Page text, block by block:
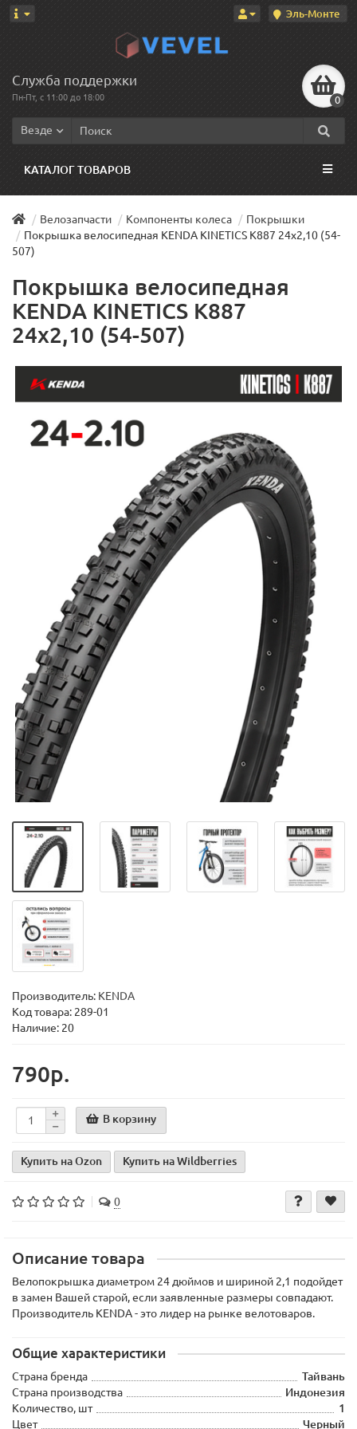
Эль-Монте
Служба поддержки
Пн-Пт, с 11:00 до 18:00 0
Везде
КАТАЛОГ ТОВАРОВ
Велозапчасти Компоненты колеса
Покрышки
Покрышка велосипедная KENDA KINETICS K887 24x2,10 (54-
507)
Покрышка велосипедная
KENDA KINETICS K887
24x2,10 (54-507)
Производитель: KENDA
Код товара: 289-01
Наличие: 20
790р.
В корзину
Купить на Ozon Купить на Wildberries
0
Описание товара
Велопокрышка диаметром 24 дюймов и шириной 2,1 подойдет
в замен Вашей старой, если заявленные размеры совпадают.
Производитель KENDA - это лидер на рынке велотоваров.
Общие характеристики
Страна бренда
Тайвань
Страна производства
Индонезия
Количество, шт
1
Цвет
Черный